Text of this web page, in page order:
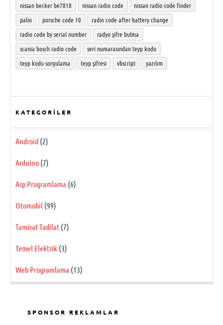
nissan becker be7818
nissan radio code
nissan radio code finder
palio
porsche code 10
radio code after battery change
radio code by serial number
radyo şifre bulma
scania bosch radio code
seri numarasından teyp kodu
teyp kodu sorgulama
teyp şifresi vbscript yazılım
KATEGORILER
Android (2)
Arduino (7)
Asp Programlama (6)
Otomobil (99)
Tamirat Tadilat (7)
Temel Elektrik (3)
Web Programlama (13)
SPONSOR REKLAMLAR